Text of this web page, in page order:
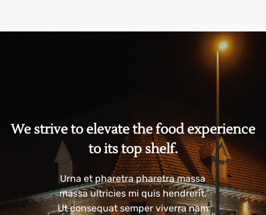
We strive to elevate the food experience
to its top shelf.
Urna et pharetra pharetra massa
massa ultricies mi quis hendrerit.
Ut consequat semper viverra nam